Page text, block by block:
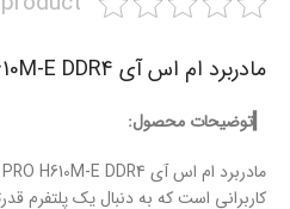
مادربرد ام اس آی MSI PRO H610M-E DDR4
▎توضیحات محصول:
کاربرانی است که به دنبال یک پلتفرم